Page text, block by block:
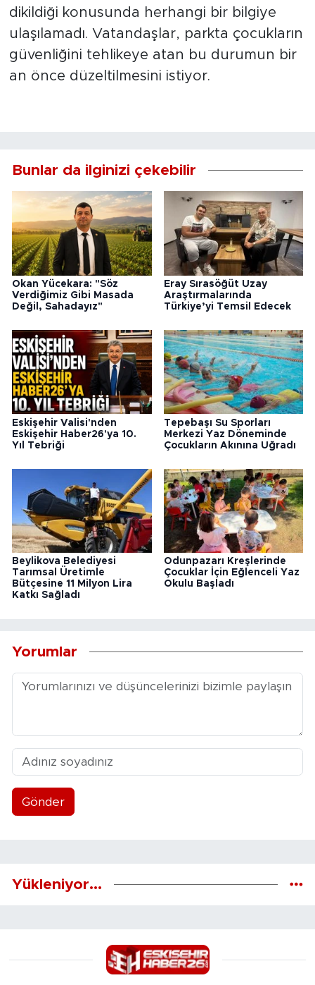
dikildiği konusunda herhangi bir bilgiye
ulaşılamadı. Vatandaşlar, parkta çocukların
güvenliğini tehlikeye atan bu durumun bir
an önce düzeltilmesini istiyor.
Bunlar da ilginizi çekebilir
Okan Yücekara: "Söz
Verdiğimiz Gibi Masada
Değil, Sahadayız"
Eray Sırasöğüt Uzay
Araştırmalarında
Türkiye’yi Temsil Edecek
Eskişehir Valisi'nden
Eskişehir Haber26'ya 10.
Yıl Tebriği
Tepebaşı Su Sporları
Merkezi Yaz Döneminde
Çocukların Akınına Uğradı
Beylikova Belediyesi
Tarımsal Üretimle
Bütçesine 11 Milyon Lira
Katkı Sağladı
Odunpazarı Kreşlerinde
Çocuklar İçin Eğlenceli Yaz
Okulu Başladı
Yorumlar
Gönder
Yükleniyor...